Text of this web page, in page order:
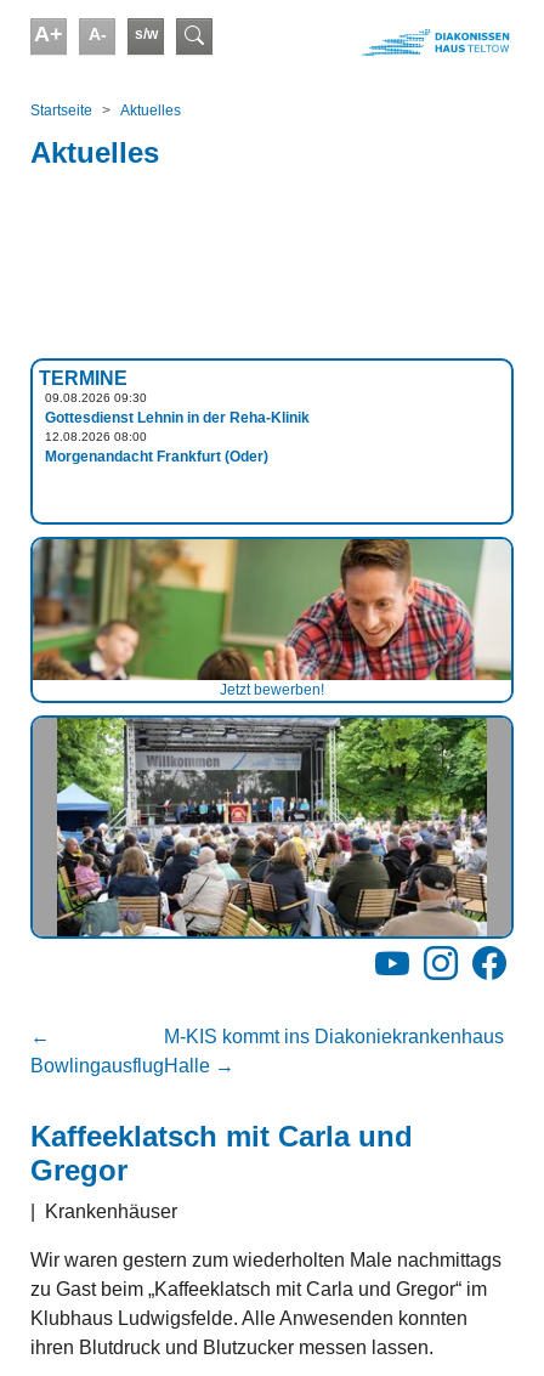
A+ A- s/w Suchformular
Startseite
Aktuelles
Aktuelles
TERMINE
09.08.2026 09:30
Gottesdienst Lehnin in der Reha-Klinik
12.08.2026 08:00
Morgenandacht Frankfurt (Oder)
Jetzt bewerben!
YouTubeInstagram
←
Bowlingausflug
M-KIS kommt ins Diakoniekrankenhaus
Halle →
Kaffeeklatsch mit Carla und
Gregor
Krankenhäuser
Wir waren gestern zum wiederholten Male nachmittags
zu Gast beim „Kaffeeklatsch mit Carla und Gregor“ im
Klubhaus Ludwigsfelde. Alle Anwesenden konnten
ihren Blutdruck und Blutzucker messen lassen.